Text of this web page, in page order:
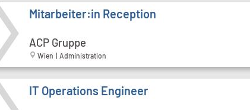
Mitarbeiter:in Reception
ACP Gruppe
Wien | Administration
IT Operations Engineer